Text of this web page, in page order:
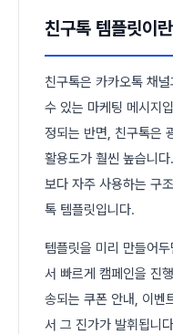
친구톡 템플릿이
친구톡은 카카오톡 채
수 있는 마케팅 메시지
정되는 반면, 친구톡은
활용도가 훨씬 높습니
보다 자주 사용하는 구
톡 템플릿입니다.
템플릿을 미리 만들어
서 빠르게 캠페인을 진
송되는 쿠폰 안내, 이벤
서 그 진가가 발휘됩니